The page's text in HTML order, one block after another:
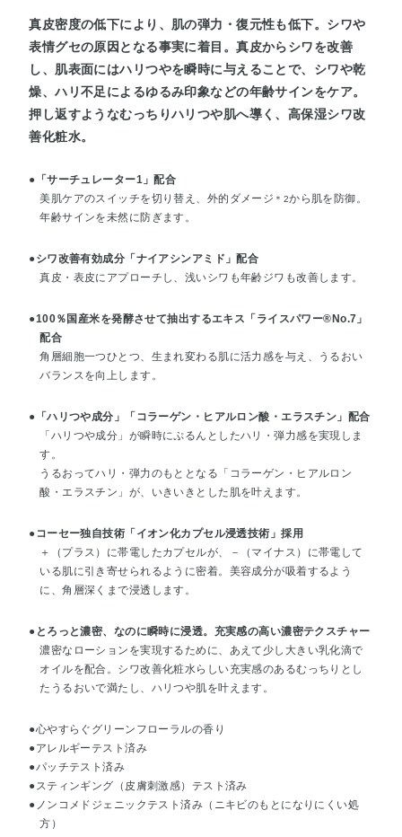
真皮密度の低下により、肌の弾力・復元性も低下。シワや
表情グセの原因となる事実に着目。真皮からシワを改善
し、肌表面にはハリつやを瞬時に与えることで、シワや乾
燥、ハリ不足によるゆるみ印象などの年齢サインをケア。
押し返すようなむっちりハリつや肌へ導く、高保湿シワ改
善化粧水。
●「サーチュレーター1」配合
美肌ケアのスイッチを切り替え、外的ダメージ ＊2から肌を防御。
年齢サインを未然に防ぎます。
●シワ改善有効成分「ナイアシンアミド」配合
真皮・表皮にアプローチし、浅いシワも年齢ジワも改善します。
●100％国産米を発酵させて抽出するエキス「ライスパワー®No.7」
配合
角層細胞一つひとつ、生まれ変わる肌に活力感を与え、うるおい
バランスを向上します。
●「ハリつや成分」「コラーゲン・ヒアルロン酸・エラスチン」配合
「ハリつや成分」が瞬時にぷるんとしたハリ・弾力感を実現しま
す。
うるおってハリ・弾力のもととなる「コラーゲン・ヒアルロン
酸・エラスチン」が、いきいきとした肌を叶えます。
●コーセー独自技術「イオン化カプセル浸透技術」採用
＋（プラス）に帯電したカプセルが、－（マイナス）に帯電して
いる肌に引き寄せられるように密着。美容成分が吸着するよう
に、角層深くまで浸透します。
●とろっと濃密、なのに瞬時に浸透。充実感の高い濃密テクスチャー
濃密なローションを実現するために、あえて少し大きい乳化滴で
オイルを配合。シワ改善化粧水らしい充実感のあるむっちりとし
たうるおいで満たし、ハリつや肌を叶えます。
●心やすらぐグリーンフローラルの香り
●アレルギーテスト済み
●パッチテスト済み
●スティンギング（皮膚刺激感）テスト済み
●ノンコメドジェニックテスト済み（ニキビのもとになりにくい処
方）